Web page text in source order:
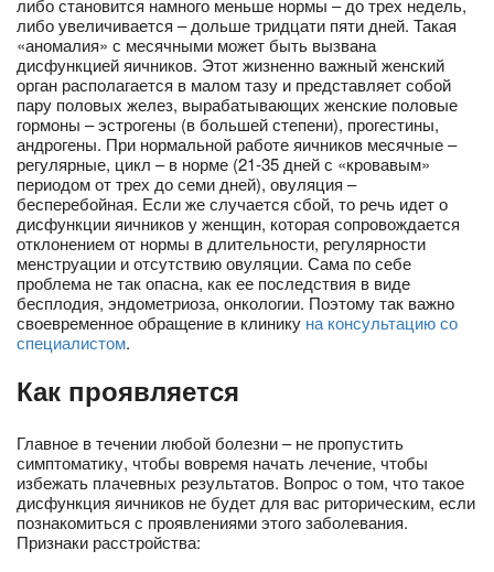
либо становится намного меньше нормы – до трех недель,
либо увеличивается – дольше тридцати пяти дней. Такая
«аномалия» с месячными может быть вызвана
дисфункцией яичников. Этот жизненно важный женский
орган располагается в малом тазу и представляет собой
пару половых желез, вырабатывающих женские половые
гормоны – эстрогены (в большей степени), прогестины,
андрогены. При нормальной работе яичников месячные –
регулярные, цикл – в норме (21-35 дней с «кровавым»
периодом от трех до семи дней), овуляция –
бесперебойная. Если же случается сбой, то речь идет о
дисфункции яичников у женщин, которая сопровождается
отклонением от нормы в длительности, регулярности
менструации и отсутствию овуляции. Сама по себе
проблема не так опасна, как ее последствия в виде
бесплодия, эндометриоза, онкологии. Поэтому так важно
своевременное обращение в клинику на консультацию со
специалистом.
Как проявляется
Главное в течении любой болезни – не пропустить
симптоматику, чтобы вовремя начать лечение, чтобы
избежать плачевных результатов. Вопрос о том, что такое
дисфункция яичников не будет для вас риторическим, если
познакомиться с проявлениями этого заболевания.
Признаки расстройства: